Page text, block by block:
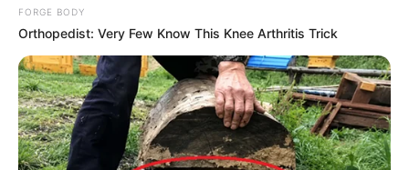
6. Ya terkadang KPopers suka ngehalu juga
walaupun nggak dianggap
FORGE BODY
Orthopedist: Very Few Know This Knee Arthritis Trick